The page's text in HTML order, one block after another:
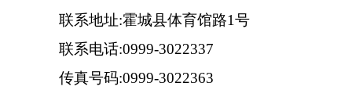
联系地址:霍城县体育馆路1号
联系电话:0999-3022337
传真号码:0999-3022363